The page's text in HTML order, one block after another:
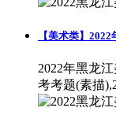
【美术类】
2022年黑龙
考考题(素描